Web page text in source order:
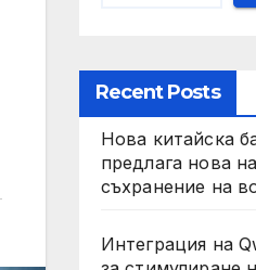
Recent Posts
Нова китайска
предлага нова
съхранение на
Интеграция на